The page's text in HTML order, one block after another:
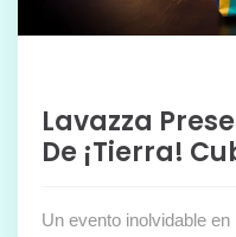
Lavazza
De ¡Tierra!
Un evento inolvidable